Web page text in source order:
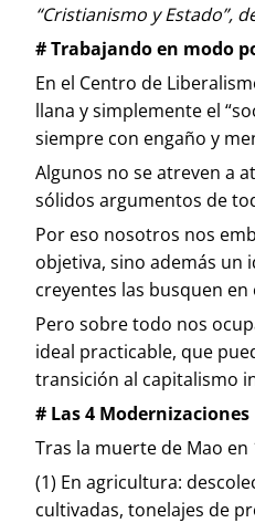
“Cristianismo y Estado”,
# Trabajando en modo
En el Centro de
llana y simplemente el
siempre con engaño y
Algunos no se atreven a
sólidos argumentos de
Por eso nosotros nos
objetiva, sino además un
creyentes las busquen
Pero sobre todo nos
ideal practicable, que
transición al capitalismo
# Las 4 Modernizaciones
Tras la muerte de Mao en
(1) En agricultura:
cultivadas, tonelajes de